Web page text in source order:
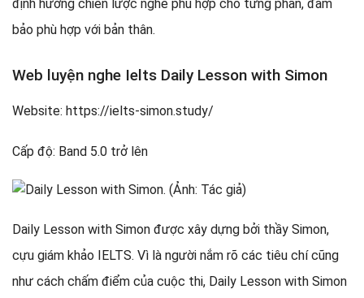
định hướng chiến lược nghe phù hợp cho từng phần, đảm
bảo phù hợp với bản thân.
Web luyện nghe Ielts Daily Lesson with Simon
Website: https://ielts-simon.study/
Cấp độ: Band 5.0 trở lên
Daily Lesson with Simon được xây dựng bởi thầy Simon,
cựu giám khảo IELTS. Vì là người nắm rõ các tiêu chí cũng
như cách chấm điểm của cuộc thi, Daily Lesson with Simon